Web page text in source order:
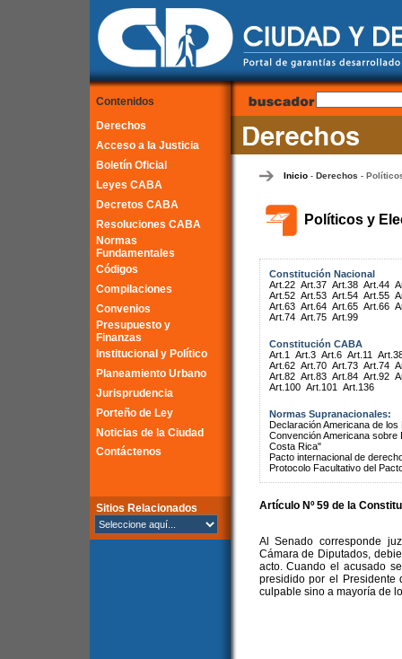
Contenidos
Derechos
Acceso a la Justicia
Boletín Oficial
Leyes CABA
Decretos CABA
Resoluciones CABA
Normas
Fundamentales
Códigos
Compilaciones
Convenios
Presupuesto y
Finanzas
Institucional y Político
Planeamiento Urbano
Jurisprudencia
Porteño de Ley
Noticias de la Ciudad
Contáctenos
Sitios Relacionados
Inicio- Derechos -
Políticos y
Constitución Nacional
Art.22 Art.37 Art.38 Art.44
Art.52 Art.53 Art.54 Art.55
Art.63 Art.64 Art.65 Art.66
Art.74 Art.75 Art.99
Constitución CABA
Art.1
Art.3 Art.6 Art.11
Art.62 Art.70 Art.73 Art.74
Art.82 Art.83 Art.84 Art.92
Art.100 Art.101 Art.136
Normas Supranacionales:
Declaración Americana de
Convención Americana
Costa Rica"
Pacto internacional de
Protocolo Facultativo del
Artículo Nº 59 de la
Al Senado corresponde
Cámara de Diputados,
acto. Cuando el acusado
presidido por el Presidente
culpable sino a mayoría de